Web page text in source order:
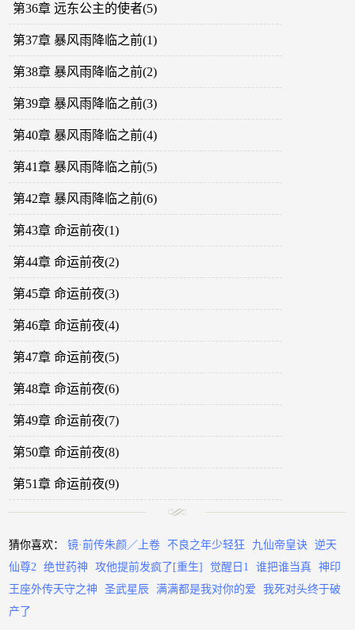
第36章 远东公主的使者(5)
第37章 暴风雨降临之前(1)
第38章 暴风雨降临之前(2)
第39章 暴风雨降临之前(3)
第40章 暴风雨降临之前(4)
第41章 暴风雨降临之前(5)
第42章 暴风雨降临之前(6)
第43章 命运前夜(1)
第44章 命运前夜(2)
第45章 命运前夜(3)
第46章 命运前夜(4)
第47章 命运前夜(5)
第48章 命运前夜(6)
第49章 命运前夜(7)
第50章 命运前夜(8)
第51章 命运前夜(9)
猜你喜欢： 镜·前传朱颜／上卷 不良之年少轻狂 九仙帝皇诀
逆天
仙尊2
绝世药神 攻他提前发疯了[重生] 觉醒日1 谁把谁当真
神印
王座外传天守之神
圣武星辰 满满都是我对你的爱
我死对头终于破
产了